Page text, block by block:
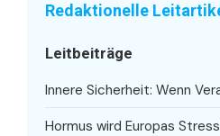
Redaktionelle
Leitbeiträge
Innere Sicherheit: Wenn
Hormus wird Europas